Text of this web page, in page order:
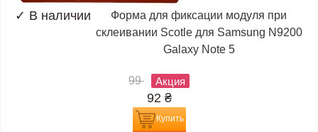
✓ В наличии
Форма для фиксации модуля при
склеивании Scotle для Samsung N9200
Galaxy Note 5
99 Акция
92 ₴
Купить